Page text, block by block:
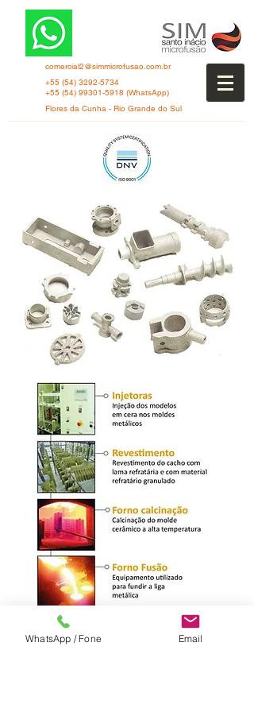
comercial2@simmicrofusao.com.br
+55 (54) 3292-5734
+55 (54) 99301-5918 (WhatsApp)
Flores da Cunha - Rio Grande do Sul
WhatsApp / Fone Email